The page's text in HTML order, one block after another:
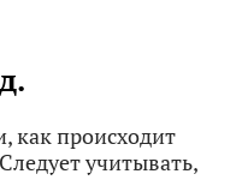
как происходит
учитывать,